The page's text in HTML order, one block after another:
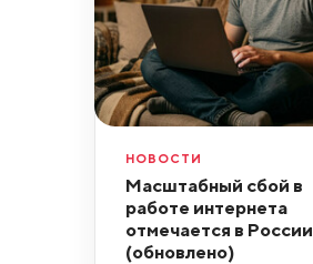
НОВОСТИ
Масштабный сбой в
работе интернета
отмечается в России
(обновлено)